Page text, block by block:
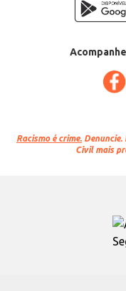
Racismo é crime. Denuncie.
Civil mais